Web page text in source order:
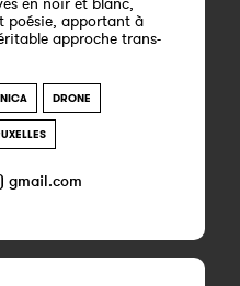
poésie, apportant à
approche trans-
DRONE
gmail.com